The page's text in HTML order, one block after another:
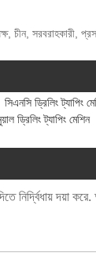
চীন, সরবরাহকারী,
সিএনসি ড্রিলিং ট্যাপিং
ড্রিলিং ট্যাপিং মেশিন
নির্দ্বিধায় দয়া